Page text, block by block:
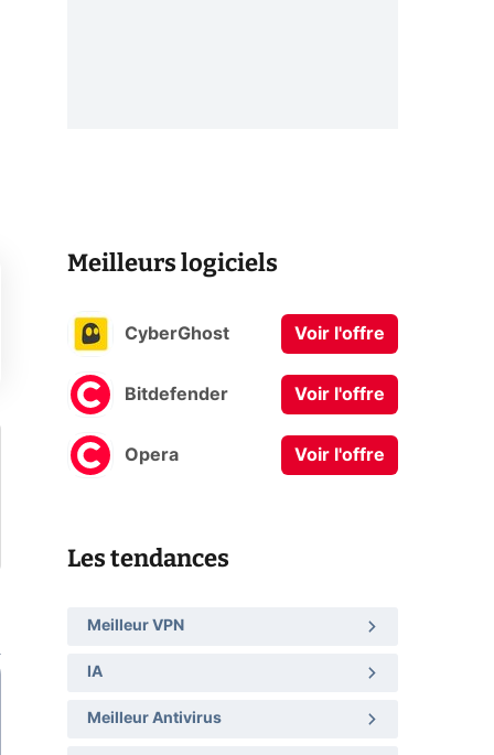
Meilleurs logiciels
CyberGhost Voir l'offre
Bitdefender Voir l'offre
Opera Voir l'offre
Les tendances
Meilleur VPN
IA
Meilleur Antivirus